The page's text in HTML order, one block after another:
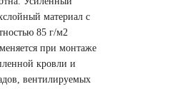
материал с
85 г/м2
при монтаже
кровли и
вентилируемых